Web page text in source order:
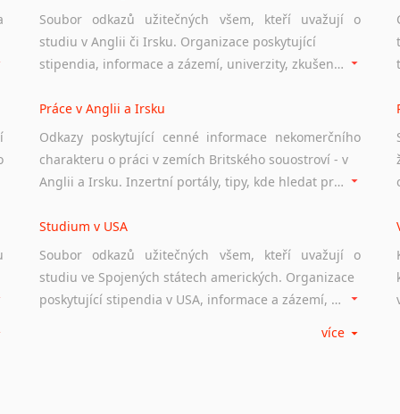
Soubor odkazů užitečných všem, kteří uvažují o
studiu v Anglii či Irsku. Organizace poskytující
stipendia, informace a zázemí, univerzity, zkušenosti studentů.
Práce v Anglii a Irsku
Odkazy poskytující cenné informace nekomerčního
charakteru o práci v zemích Britského souostroví - v
Anglii a Irsku. Inzertní portály, tipy, kde hledat práci na internetu případně osobní zkušenosti ostatních.
Studium v USA
Soubor odkazů užitečných všem, kteří uvažují o
studiu ve Spojených státech amerických. Organizace
poskytující stipendia v USA, informace a zázemí, univerzity i zkušenosti studentů.
více